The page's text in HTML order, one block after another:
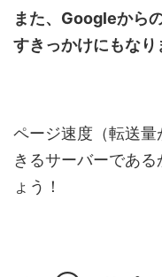
また、Googleから
すきっかけにもなり
ページ速度（転送
きるサーバーであ
ょう！